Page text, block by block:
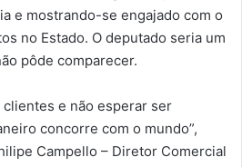
e mostrando-se engajado com o
no Estado. O deputado seria um
pôde comparecer.
e não esperar ser
concorre com o mundo”,
Campello – Diretor Comercial